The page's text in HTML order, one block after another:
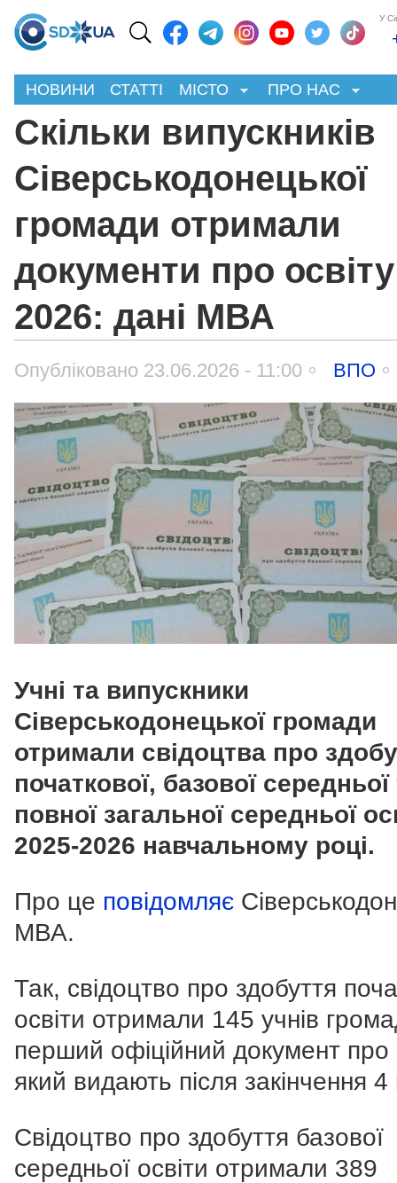
У
НОВИНИ СТАТТІ МІСТО ПРО НАС
Скільки випускників
Сіверськодонецької
громади отримали
документи про
2026: дані МВА
Опубліковано 23.06.2026 - 11:00 ВПО
Учні та випускники
Сіверськодонецької громади
отримали свідоцтва про
початкової, базової середньої
повної загальної середньої
2025-2026 навчальному році.
Про це повідомляє
МВА.
Так, свідоцтво про здобуття
освіти отримали 145 учнів
перший офіційний документ про
який видають після закінчення 4
Свідоцтво про здобуття базової
середньої освіти отримали 389